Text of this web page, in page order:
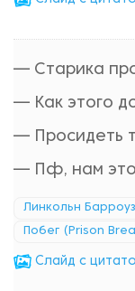
— Старика
— Как этого
— Просидеть
— Пф, нам это
Линкольн Барроуз
Побег (Prison
Cлайд с